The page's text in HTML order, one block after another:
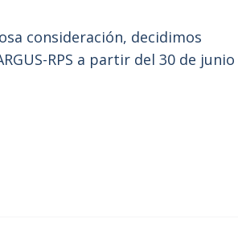
consideración, decidimos
RPS a partir del 30 de junio